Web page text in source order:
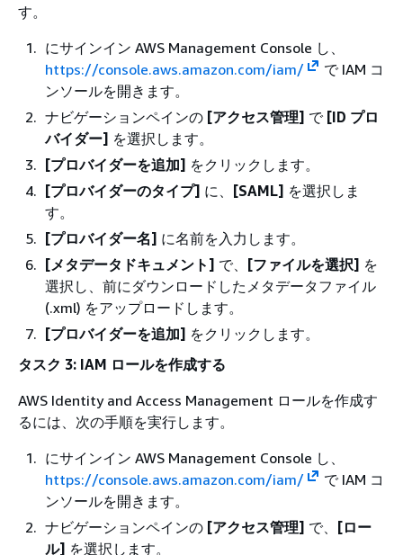
す。
にサインイン AWS Management Console し、
https://console.aws.amazon.com/iam/
で IAM コ
ンソールを開きます。
ナビゲーションペインの [アクセス管理] で [ID プロ
バイダー] を選択します。
[プロバイダーを追加] をクリックします。
[プロバイダーのタイプ] に、 [SAML] を選択しま
す。
[プロバイダー名] に名前を入力します。
[メタデータドキュメント] で、 [ファイルを選択] を
選択し、前にダウンロードしたメタデータファイル
(.xml) をアップロードします。
[プロバイダーを追加] をクリックします。
タスク 3: IAM ロールを作成する
AWS Identity and Access Management ロールを作成す
るには、次の手順を実行します。
にサインイン AWS Management Console し、
https://console.aws.amazon.com/iam/
で IAM コ
ンソールを開きます。
ナビゲーションペインの [アクセス管理] で、 [ロー
ル] を選択します。